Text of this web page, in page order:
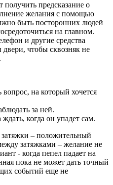
предсказание о
желания с помощью
быть посторонних людей
на главном.
и другие средства
чтобы сквозняк не
на который хочется
за ней.
когда он упадет сам.
– положительный
затяжками – желание не
- когда пепел падает на
пока не может дать точный
событий еще не